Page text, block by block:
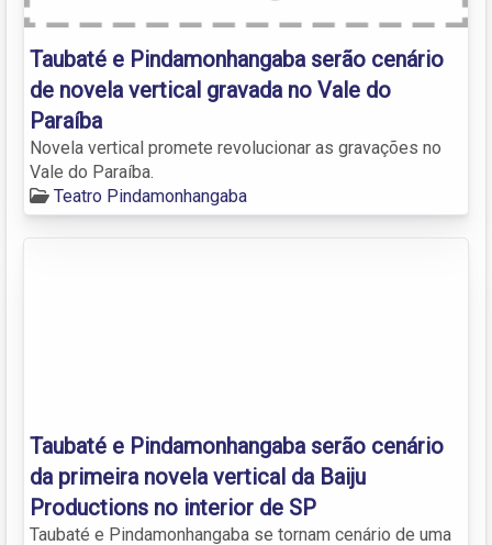
Taubaté e Pindamonhangaba serão cenário
de novela vertical gravada no Vale do
Paraíba
Novela vertical promete revolucionar as gravações no
Vale do Paraíba.
Teatro Pindamonhangaba
Taubaté e Pindamonhangaba serão cenário
da primeira novela vertical da Baiju
Productions no interior de SP
Taubaté e Pindamonhangaba se tornam cenário de uma